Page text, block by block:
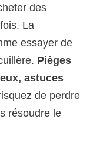
des
La
essayer de
Pièges
astuces
de perdre
résoudre le